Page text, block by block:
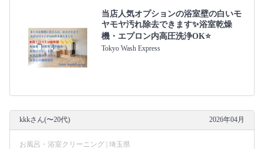
当店人気オプションの浴室壁の白いモ
ヤモヤ汚れ除去できます✨浴室乾燥
機・エプロン内高圧洗浄OK⭐️
Tokyo Wash Express
kkkさん(〜20代) 2026年04月
お風呂・浴室クリーニング | 埼玉県